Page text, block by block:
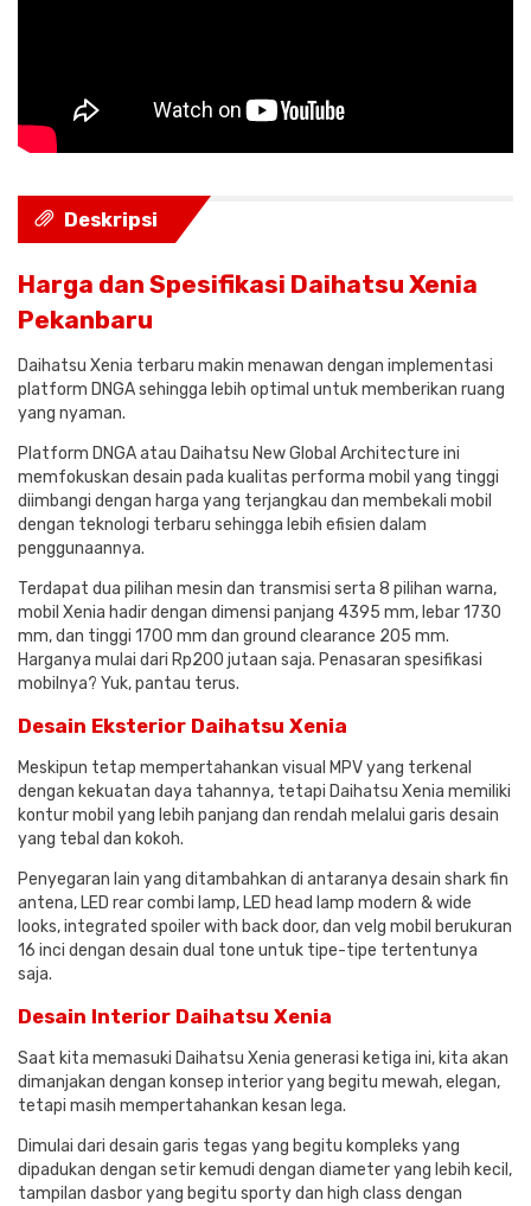
Deskripsi
Harga dan Spesifikasi Daihatsu Xenia
Pekanbaru
Daihatsu Xenia terbaru makin menawan dengan implementasi
platform DNGA sehingga lebih optimal untuk memberikan ruang
yang nyaman.
Platform DNGA atau Daihatsu New Global Architecture ini
memfokuskan desain pada kualitas performa mobil yang tinggi
diimbangi dengan harga yang terjangkau dan membekali mobil
dengan teknologi terbaru sehingga lebih efisien dalam
penggunaannya.
Terdapat dua pilihan mesin dan transmisi serta 8 pilihan warna,
mobil Xenia hadir dengan dimensi panjang 4395 mm, lebar 1730
mm, dan tinggi 1700 mm dan ground clearance 205 mm.
Harganya mulai dari Rp200 jutaan saja. Penasaran spesifikasi
mobilnya? Yuk, pantau terus.
Desain Eksterior Daihatsu Xenia
Meskipun tetap mempertahankan visual MPV yang terkenal
dengan kekuatan daya tahannya, tetapi Daihatsu Xenia memiliki
kontur mobil yang lebih panjang dan rendah melalui garis desain
yang tebal dan kokoh.
Penyegaran lain yang ditambahkan di antaranya desain shark fin
antena, LED rear combi lamp, LED head lamp modern & wide
looks, integrated spoiler with back door, dan velg mobil berukuran
16 inci dengan desain dual tone untuk tipe-tipe tertentunya
saja.
Desain Interior Daihatsu Xenia
Saat kita memasuki Daihatsu Xenia generasi ketiga ini, kita akan
dimanjakan dengan konsep interior yang begitu mewah, elegan,
tetapi masih mempertahankan kesan lega.
Dimulai dari desain garis tegas yang begitu kompleks yang
dipadukan dengan setir kemudi dengan diameter yang lebih kecil,
tampilan dasbor yang begitu sporty dan high class dengan